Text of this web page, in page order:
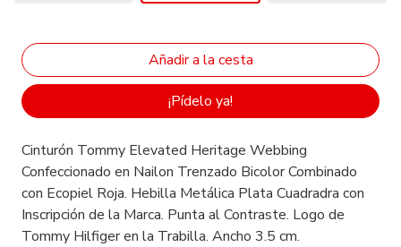
¡Pídelo ya!
Cinturón Tommy Elevated Heritage Webbing
Confeccionado en Nailon Trenzado Bicolor Combinado
con Ecopiel Roja. Hebilla Metálica Plata Cuadradra con
Inscripción de la Marca. Punta al Contraste. Logo de
Tommy Hilfiger en la Trabilla. Ancho 3.5 cm.